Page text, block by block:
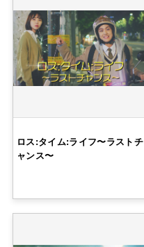
ロス:タイム:ライフ〜ラストチ
ャンス〜